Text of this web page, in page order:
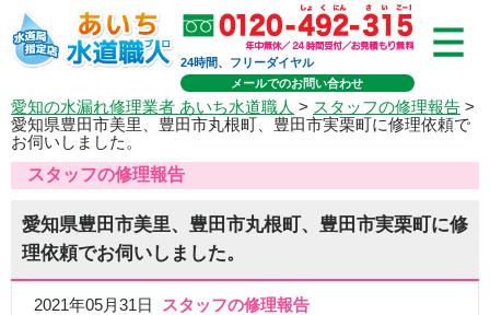
24時間、フリーダイヤル
メールでのお問い合わせ
愛知の水漏れ修理業者 あいち水道職人 > スタッフの修理報告 >
愛知県豊田市美里、豊田市丸根町、豊田市実栗町に修理依頼で
お伺いしました。
スタッフの修理報告
愛知県豊田市美里、豊田市丸根町、豊田市実栗町に修
理依頼でお伺いしました。
2021年05月31日 スタッフの修理報告